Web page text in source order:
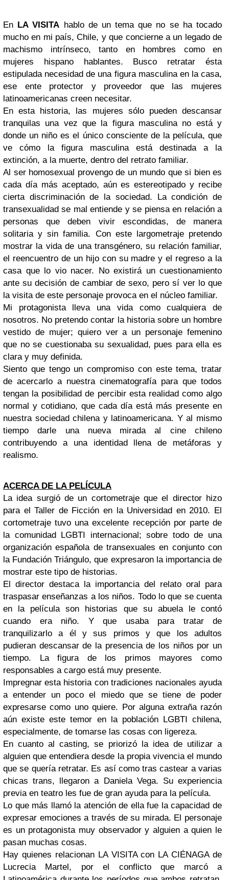
En LA VISITA hablo de un tema que no se ha tocado
mucho en mi país, Chile, y que concierne a un legado de
machismo intrínseco, tanto en hombres como en
mujeres hispano hablantes. Busco retratar ésta
estipulada necesidad de una figura masculina en la casa,
ese ente protector y proveedor que las mujeres
latinoamericanas creen necesitar.
En esta historia, las mujeres sólo pueden descansar
tranquilas una vez que la figura masculina no está y
donde un niño es el único consciente de la película, que
ve cómo la figura masculina está destinada a la
extinción, a la muerte, dentro del retrato familiar.
Al ser homosexual provengo de un mundo que si bien es
cada día más aceptado, aún es estereotipado y recibe
cierta discriminación de la sociedad. La condición de
transexualidad se mal entiende y se piensa en relación a
personas que deben vivir escondidas, de manera
solitaria y sin familia. Con este largometraje pretendo
mostrar la vida de una transgénero, su relación familiar,
el reencuentro de un hijo con su madre y el regreso a la
casa que lo vio nacer. No existirá un cuestionamiento
ante su decisión de cambiar de sexo, pero sí ver lo que
la visita de este personaje provoca en el núcleo familiar.
Mi protagonista lleva una vida como cualquiera de
nosotros. No pretendo contar la historia sobre un hombre
vestido de mujer; quiero ver a un personaje femenino
que no se cuestionaba su sexualidad, pues para ella es
clara y muy definida.
Siento que tengo un compromiso con este tema, tratar
de acercarlo a nuestra cinematografía para que todos
tengan la posibilidad de percibir esta realidad como algo
normal y cotidiano, que cada día está más presente en
nuestra sociedad chilena y latinoamericana. Y al mismo
tiempo darle una nueva mirada al cine chileno
contribuyendo a una identidad llena de metáforas y
realismo.
ACERCA DE LA PELÍCULA
La idea surgió de un cortometraje que el director hizo
para el Taller de Ficción en la Universidad en 2010. El
cortometraje tuvo una excelente recepción por parte de
la comunidad LGBTI internacional; sobre todo de una
organización española de transexuales en conjunto con
la Fundación Triángulo, que expresaron la importancia de
mostrar este tipo de historias.
El director destaca la importancia del relato oral para
traspasar enseñanzas a los niños. Todo lo que se cuenta
en la película son historias que su abuela le contó
cuando era niño. Y que usaba para tratar de
tranquilizarlo a él y sus primos y que los adultos
pudieran descansar de la presencia de los niños por un
tiempo. La figura de los primos mayores como
responsables a cargo está muy presente.
Impregnar esta historia con tradiciones nacionales ayuda
a entender un poco el miedo que se tiene de poder
expresarse como uno quiere. Por alguna extraña razón
aún existe este temor en la población LGBTI chilena,
especialmente, de tomarse las cosas con ligereza.
En cuanto al casting, se priorizó la idea de utilizar a
alguien que entendiera desde la propia vivencia el mundo
que se quería retratar. Es así como tras castear a varias
chicas trans, llegaron a Daniela Vega. Su experiencia
previa en teatro les fue de gran ayuda para la película.
Lo que más llamó la atención de ella fue la capacidad de
expresar emociones a través de su mirada. El personaje
es un protagonista muy observador y alguien a quien le
pasan muchas cosas.
Hay quienes relacionan LA VISITA con LA CIÉNAGA de
Lucrecia Martel, por el conflicto que marcó a